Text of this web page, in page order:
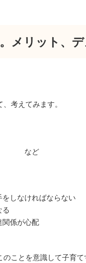
メリット、
、考えてみます。
い など
しなければならない
る
関係が心配
のことを意識して子育て